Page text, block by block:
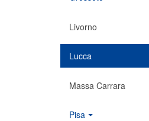
Livorno
Lucca
Massa Carrara
Pisa